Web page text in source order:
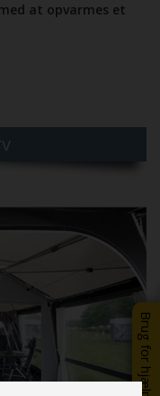
Brug for hjælp?
at opvarmes et